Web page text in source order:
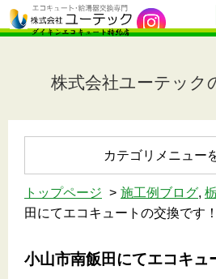
株式会社ユーテック
カテゴリメニュー
トップページ 施工例ブログ,
田にてエコキュートの交換です！
小山市南飯田にてエコキュ